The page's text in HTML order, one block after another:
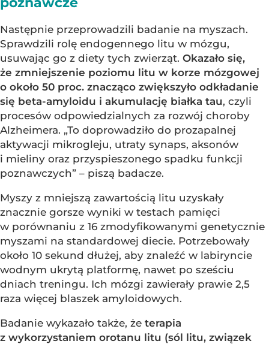
Następnie przeprowadzili badanie na myszach.
Sprawdzili rolę endogennego litu w mózgu,
usuwając go z diety tych zwierząt. Okazało się,
że zmniejszenie poziomu litu w korze mózgowej
o około 50 proc. znacząco zwiększyło odkładanie
się beta-amyloidu i akumulację białka tau, czyli
procesów odpowiedzialnych za rozwój choroby
Alzheimera. „To doprowadziło do prozapalnej
aktywacji mikrogleju, utraty synaps, aksonów
i mieliny oraz przyspieszonego spadku funkcji
poznawczych” – piszą badacze.
Myszy z mniejszą zawartością litu uzyskały
znacznie gorsze wyniki w testach pamięci
w porównaniu z 16 zmodyfikowanymi genetycznie
myszami na standardowej diecie. Potrzebowały
około 10 sekund dłużej, aby znaleźć w labiryncie
wodnym ukrytą platformę, nawet po sześciu
dniach treningu. Ich mózgi zawierały prawie 2,5
raza więcej blaszek amyloidowych.
Badanie wykazało także, że terapia
z wykorzystaniem orotanu litu (sól litu, związek